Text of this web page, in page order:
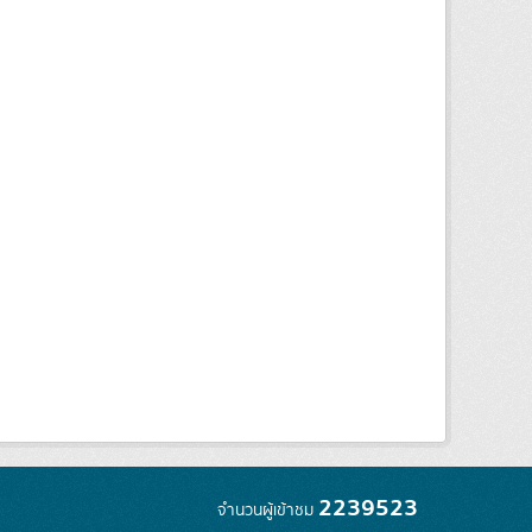
จำนวนผู้เข้าชม 2239523